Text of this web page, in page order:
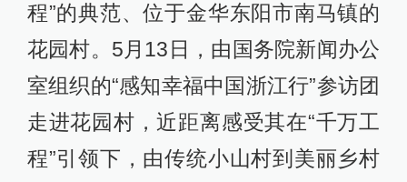
程”的典范、位于金华东阳市南马镇的
花园村。5月13日，由国务院新闻办公
室组织的“感知幸福中国浙江行”参访团
走进花园村，近距离感受其在“千万工
程”引领下，由传统小山村到美丽乡村